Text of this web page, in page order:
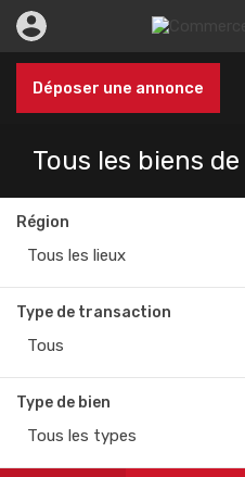
Déposer une annonce
Tous les biens de
Région
Tous les lieux
Type de transaction
Tous
Type de bien
Tous les types